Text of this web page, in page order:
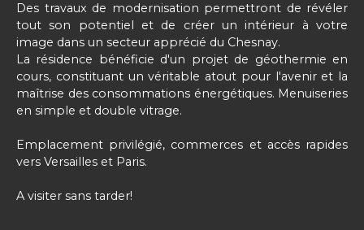
Des travaux de modernisation permettront de révéler
tout son potentiel et de créer un intérieur à votre
image dans un secteur apprécié du Chesnay.
La résidence bénéficie d'un projet de géothermie en
cours, constituant un véritable atout pour l'avenir et la
maîtrise des consommations énergétiques. Menuiseries
en simple et double vitrage.
Emplacement privilégié, commerces et accès rapides
vers Versailles et Paris.
A visiter sans tarder!